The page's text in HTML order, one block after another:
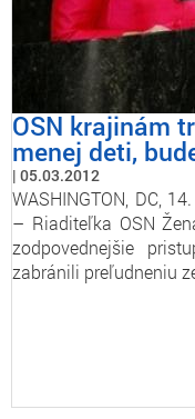
OSN krajinám
menej deti,
05.03.2012
WASHINGTON, DC,
– Riaditeľka OSN
zodpovednejšie
zabránili preľudneniu